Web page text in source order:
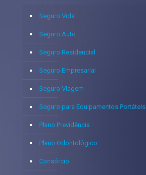
Seguro Vida
Seguro Auto
Seguro Residencial
Seguro Empresarial
Seguro Viagem
Seguro para Equipamentos Portáteis
Plano Previdência
Plano Odontológico
Consórcio